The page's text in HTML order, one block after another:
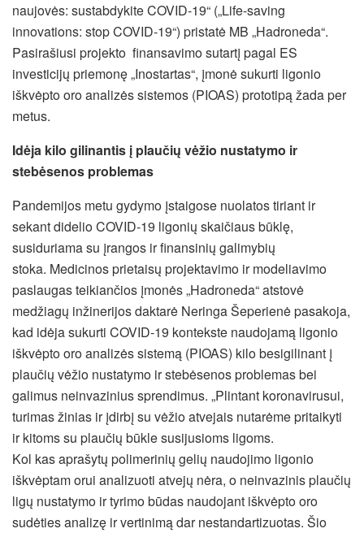
naujovės: sustabdykite COVID-19“ („Life-saving
innovations: stop COVID-19“) pristatė MB „Hadroneda“.
Pasirašiusi projekto finansavimo sutartį pagal ES
investicijų priemonę „Inostartas“, įmonė sukurti ligonio
iškvėpto oro analizės sistemos (PIOAS) prototipą žada per
metus.
Idėja kilo gilinantis į plaučių vėžio nustatymo ir
stebėsenos problemas
Pandemijos metu gydymo įstaigose nuolatos tiriant ir
sekant didelio COVID-19 ligonių skaičiaus būklę,
susiduriama su įrangos ir finansinių galimybių
stoka. Medicinos prietaisų projektavimo ir modeliavimo
paslaugas teikiančios įmonės „Hadroneda“ atstovė
medžiagų inžinerijos daktarė Neringa Šeperienė pasakoja,
kad idėja sukurti COVID-19 kontekste naudojamą ligonio
iškvėpto oro analizės sistemą (PIOAS) kilo besigilinant į
plaučių vėžio nustatymo ir stebėsenos problemas bei
galimus neinvazinius sprendimus. „Plintant koronavirusui,
turimas žinias ir įdirbį su vėžio atvejais nutarėme pritaikyti
ir kitoms su plaučių būkle susijusioms ligoms.
Kol kas aprašytų polimerinių gelių naudojimo ligonio
iškvėptam orui analizuoti atvejų nėra, o neinvazinis plaučių
ligų nustatymo ir tyrimo būdas naudojant iškvėpto oro
sudėties analizę ir vertinimą dar nestandartizuotas. Šio